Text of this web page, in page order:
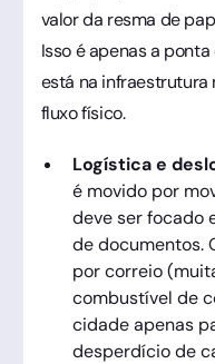
valor da resma de
Isso é apenas a
está na infraestrutura
fluxo físico.
Logística e
é movido por
deve ser focado
de documentos.
por correio
combustível de
cidade apenas
desperdício de